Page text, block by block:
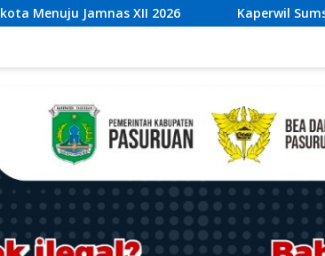
Kaperwil Sumsel Media Rajawalinews Angkat